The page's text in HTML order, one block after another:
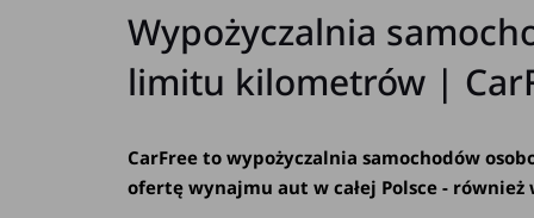
Wypożyczalnia
limitu kilometrów |
CarFree to wypożyczalnia samochodów
ofertę wynajmu aut w całej Polsce - również